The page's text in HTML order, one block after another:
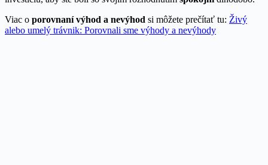
Viac o porovnaní výhod a nevýhod si môžete prečítať tu: Živý
alebo umelý trávnik: Porovnali sme výhody a nevýhody